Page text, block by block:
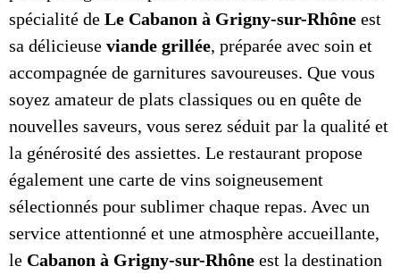
spécialité de Le Cabanon à Grigny-sur-Rhône est
sa délicieuse viande grillée, préparée avec soin et
accompagnée de garnitures savoureuses. Que vous
soyez amateur de plats classiques ou en quête de
nouvelles saveurs, vous serez séduit par la qualité et
la générosité des assiettes. Le restaurant propose
également une carte de vins soigneusement
sélectionnés pour sublimer chaque repas. Avec un
service attentionné et une atmosphère accueillante,
le Cabanon à Grigny-sur-Rhône est la destination